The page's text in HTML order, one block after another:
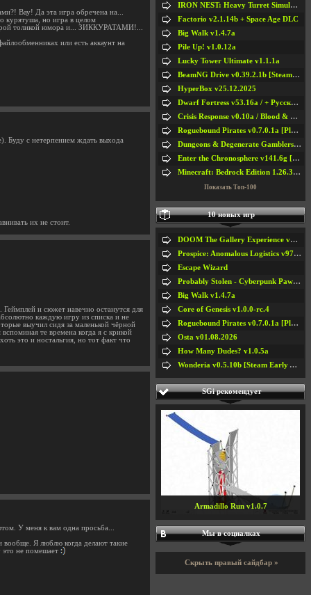
Вау! Да эта игра обречена на...
курятуша, но игра в целом
толикой юмора и... ЗИККУРАТАМИ!...
или есть аккаунт на
Буду с нетерпением ждать выхода
их не стоит.
и сюжет навечно останутся для
каждую игру из списка и не
выучил сидя за маленькой чёрной
те времена когда я с крикой
это и ностальгия, но тот факт что
У меня к вам одна просьба...
вообще. Я люблю когда делают такие
это не помешает
IRON NEST: Heavy Turret Simulator v1.0a
Factorio v2.1.14b + Space Age DLC
Big Walk v1.4.7a
Pile Up! v1.0.12a
Lucky Tower Ultimate v1.1.1a
BeamNG Drive v0.39.2.1b [Steam Early Access]
HyperBox v25.12.2025
Dwarf Fortress v53.16a / + Русская Версия v50.12a
Crisis Response v0.10a / Blood & Bullet
Roguebound Pirates v0.7.0.1a [Playtest]
Dungeons & Degenerate Gamblers v2.0.2a
Enter the Chronosphere v141.6g [Steam Early Access]
Minecraft: Bedrock Edition 1.26.33.1a / + TLauncher v2.89
Показать Топ-100
10 новых игр
DOOM The Gallery Experience v1.4.2
Prospice: Anomalous Logistics v97 [Playtest]
Escape Wizard
Probably Stolen - Cyberpunk Pawnshop Simulator v048c [Playtest]
Big Walk v1.4.7a
Core of Genesis v1.0.0-rc.4
Roguebound Pirates v0.7.0.1a [Playtest]
Osta v01.08.2026
How Many Dudes? v1.0.5a
Wonderia v0.5.10b [Steam Early Access]
SGi рекомендует
Armadillo Run v1.0.7
Мы в социалках
Скрыть правый сайдбар »